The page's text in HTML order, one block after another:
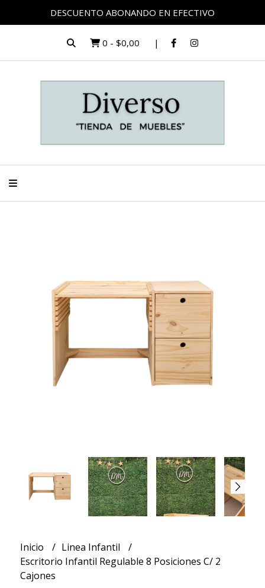
DESCUENTO ABONANDO EN EFECTIVO
0 - $0,00
Inicio
Linea Infantil
Escritorio Infantil Regulable 8 Posiciones C/ 2
Cajones